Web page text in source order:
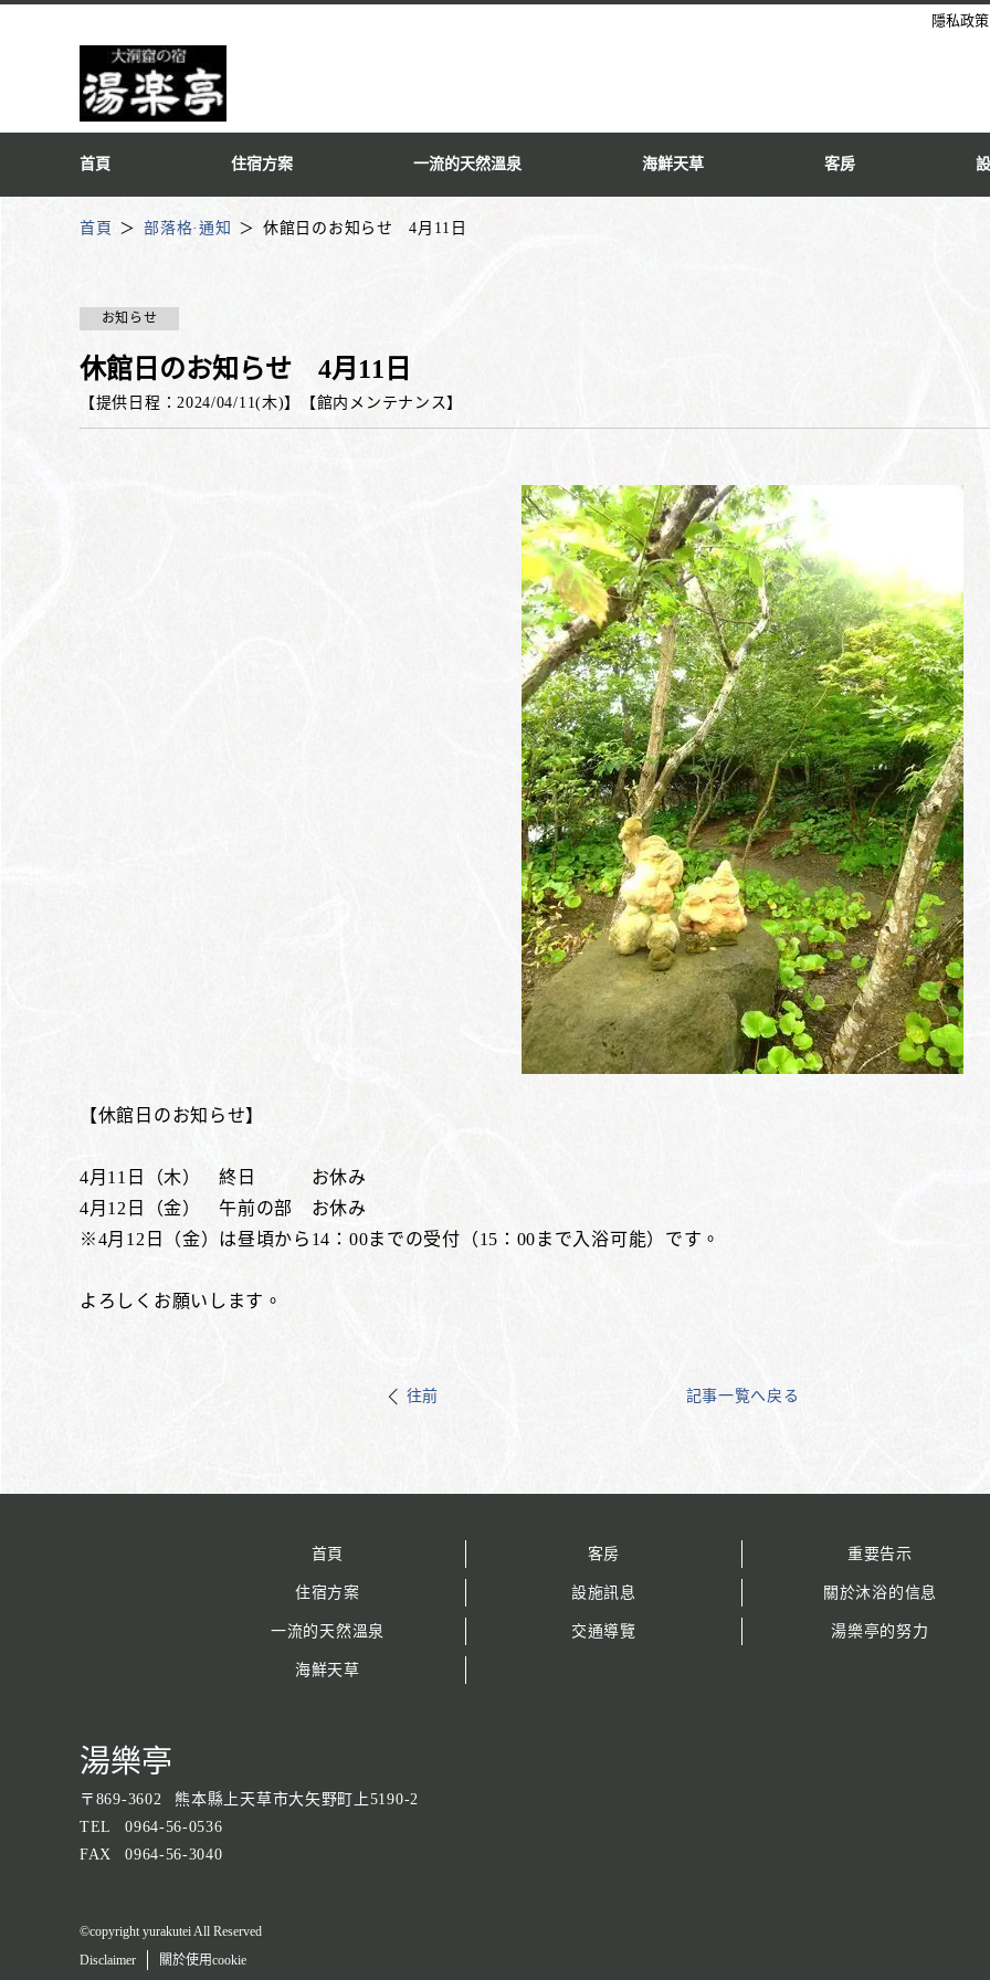
隱私政策
首頁 住宿方案 一流的天然溫泉 海鮮天草 客房
首頁 部落格·通知 休館日のお知らせ 4月11日
お知らせ
休館日のお知らせ 4月11日
【提供日程：2024/04/11(木)】 【館内メンテナンス】
【休館日のお知らせ】
4月11日（木） 終日 お休み
4月12日（金） 午前の部 お休み
※4月12日（金）は昼頃から14：00までの受付（15：00まで入浴可能）です。
よろしくお願いします。
往前 記事一覧へ戻る
首頁
住宿方案
一流的天然溫泉
海鮮天草
客房
設施訊息
交通導覽
重要告示
關於沐浴的信息
湯樂亭的努力
湯樂亭
〒 869-3602
熊本縣上天草市大矢野町上5190-2
TEL
0964-56-0536
FAX
0964-56-3040
©copyright yurakutei All Reserved
Disclaimer
關於使用cookie